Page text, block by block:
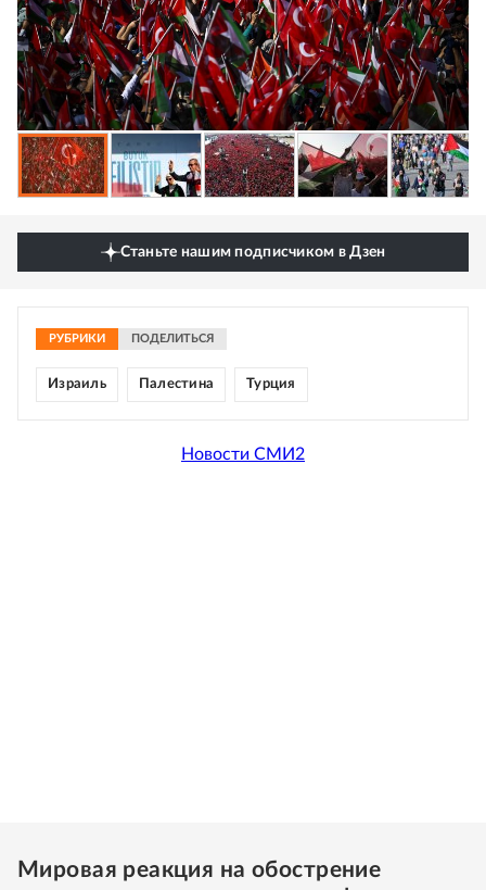
Станьте нашим подписчиком в Дзен
РУБРИКИ ПОДЕЛИТЬСЯ
Израиль Палестина Турция
Новости СМИ2
Мировая реакция на обострение